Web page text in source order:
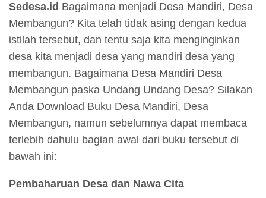
Sedesa.id Bagaimana menjadi Desa Mandiri, Desa
Membangun? Kita telah tidak asing dengan kedua
istilah tersebut, dan tentu saja kita menginginkan
desa kita menjadi desa yang mandiri desa yang
membangun. Bagaimana Desa Mandiri Desa
Membangun paska Undang Undang Desa? Silakan
Anda Download Buku Desa Mandiri, Desa
Membangun, namun sebelumnya dapat membaca
terlebih dahulu bagian awal dari buku tersebut di
bawah ini:
Pembaharuan Desa dan Nawa Cita